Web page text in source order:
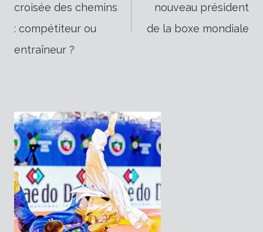
de
croisée des chemins
: compétiteur ou
entraîneur ?
nouveau président
de la boxe mondiale